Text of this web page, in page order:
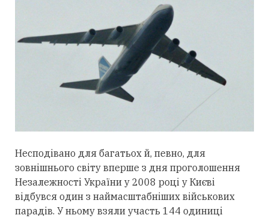
Несподівано для багатьох й, певно, для
зовнішнього світу вперше з дня проголошення
Незалежності України у 2008 році у Києві
відбувся один з наймасштабніших військових
парадів. У ньому взяли участь 144 одиниці